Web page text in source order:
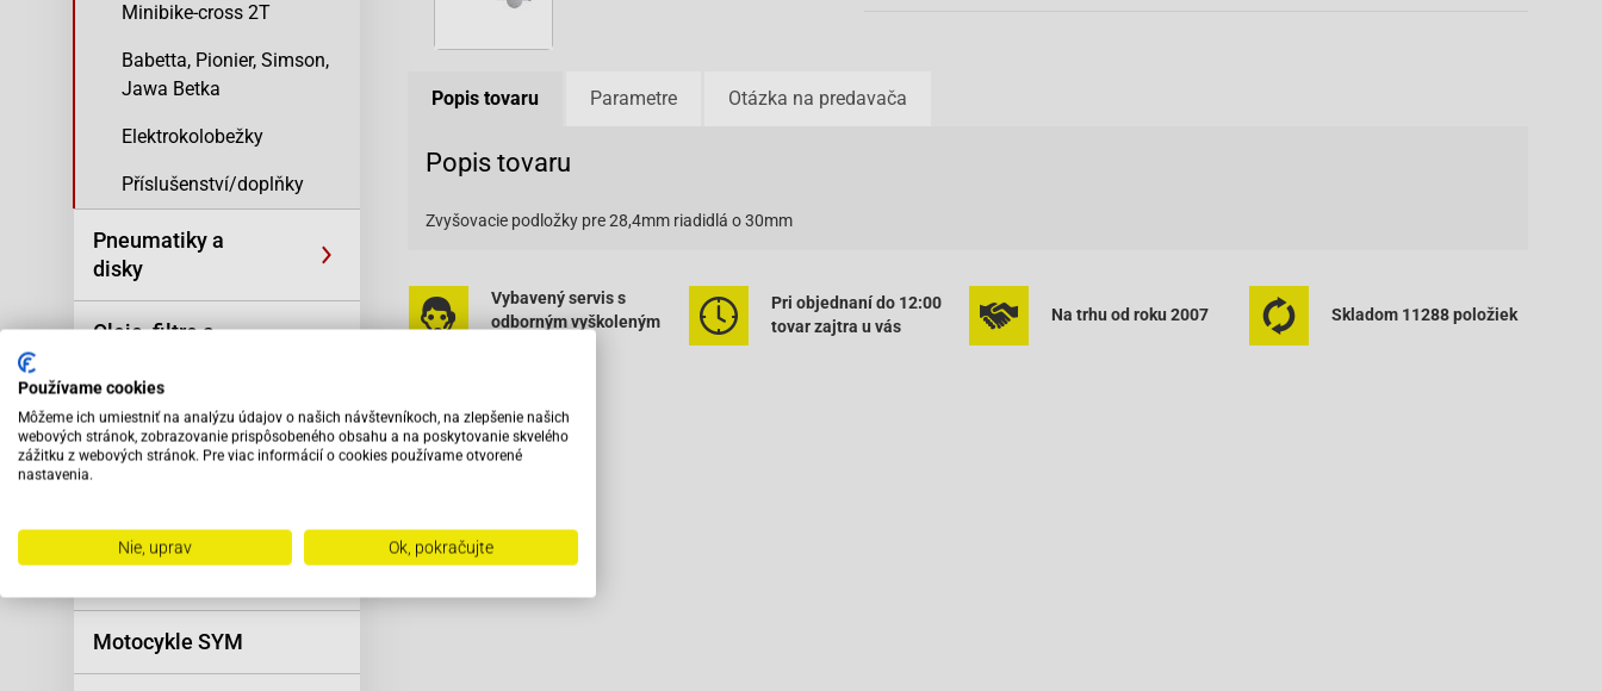
Minibike-cross 2T
Babetta, Pionier, Simson,
Jawa Betka
Elektrokolobežky
Příslušenství/doplňky
Pneumatiky a
disky
Oleje, filtre a
Reťaze
Motocykle SYM
Popis tovaru Parametre Otázka na predavača
Popis tovaru
Zvyšovacie podložky pre 28,4mm riadidlá o 30mm
Vybavený servis s
odborným vyškoleným
Pri objednaní do 12:00
tovar zajtra u vás
Na trhu od roku 2007 Skladom 11288 položiek
Používame cookies
Môžeme ich umiestniť na analýzu údajov o našich návštevníkoch, na zlepšenie našich
webových stránok, zobrazovanie prispôsobeného obsahu a na poskytovanie skvelého
zážitku z webových stránok. Pre viac informácií o cookies používame otvorené
nastavenia.
Nie, uprav Ok, pokračujte